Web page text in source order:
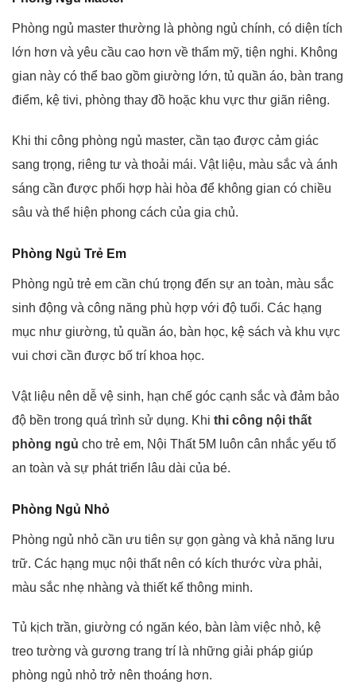
Phòng ngủ master thường là phòng ngủ chính, có diện tích
lớn hơn và yêu cầu cao hơn về thẩm mỹ, tiện nghi. Không
gian này có thể bao gồm giường lớn, tủ quần áo, bàn trang
điểm, kệ tivi, phòng thay đồ hoặc khu vực thư giãn riêng.
Khi thi công phòng ngủ master, cần tạo được cảm giác
sang trọng, riêng tư và thoải mái. Vật liệu, màu sắc và ánh
sáng cần được phối hợp hài hòa để không gian có chiều
sâu và thể hiện phong cách của gia chủ.
Phòng Ngủ Trẻ Em
Phòng ngủ trẻ em cần chú trọng đến sự an toàn, màu sắc
sinh động và công năng phù hợp với độ tuổi. Các hạng
mục như giường, tủ quần áo, bàn học, kệ sách và khu vực
vui chơi cần được bố trí khoa học.
Vật liệu nên dễ vệ sinh, hạn chế góc cạnh sắc và đảm bảo
độ bền trong quá trình sử dụng. Khi thi công nội thất
phòng ngủ cho trẻ em, Nội Thất 5M luôn cân nhắc yếu tố
an toàn và sự phát triển lâu dài của bé.
Phòng Ngủ Nhỏ
Phòng ngủ nhỏ cần ưu tiên sự gọn gàng và khả năng lưu
trữ. Các hạng mục nội thất nên có kích thước vừa phải,
màu sắc nhẹ nhàng và thiết kế thông minh.
Tủ kịch trần, giường có ngăn kéo, bàn làm việc nhỏ, kệ
treo tường và gương trang trí là những giải pháp giúp
phòng ngủ nhỏ trở nên thoáng hơn.